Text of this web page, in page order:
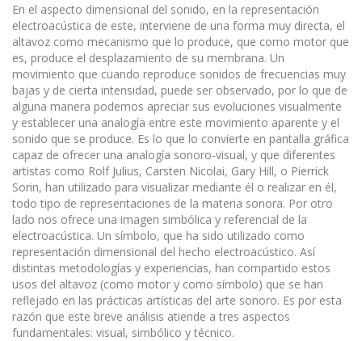
En el aspecto dimensional del sonido, en la representación
electroacústica de este, interviene de una forma muy directa, el
altavoz como mecanismo que lo produce, que como motor que
es, produce el desplazamiento de su membrana. Un
movimiento que cuando reproduce sonidos de frecuencias muy
bajas y de cierta intensidad, puede ser observado, por lo que de
alguna manera podemos apreciar sus evolucio­nes visualmente
y establecer una analogía entre este movimiento aparente y el
sonido que se produce. Es lo que lo convierte en pantalla gráfica
capaz de ofrecer una analogía sonoro-visual, y que diferentes
artistas como Rolf Julius, Carsten Nicolai, Gary Hill, o Pierrick
Sorin, han utilizado para visualizar mediante él o realizar en él,
todo tipo de representaciones de la materia sonora. Por otro
lado nos ofrece una imagen simbólica y referencial de la
electroacústica. Un símbolo, que ha sido utilizado como
representación dimensional del hecho electroacústico. Así
distintas metodologías y experiencias, han compartido estos
usos del altavoz (como motor y como símbolo) que se han
reflejado en las prácticas artísticas del arte sonoro. Es por esta
razón que este breve análisis atiende a tres aspectos
fundamentales: visual, simbólico y técnico.